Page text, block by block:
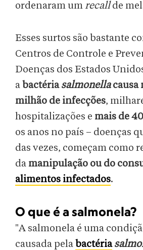
ordenaram um recallde
Esses surtos são bastante
Centros de Controle e
Doenças dos Estados
a bactériasalmonellacausa
milhão de infecções,
hospitalizações e mais de
os anos no país – doenças
das vezes, começam como
da manipulação ou do
alimentos infectados.
O que é a salmonela?
"A salmonela é uma
causada pela bactéria